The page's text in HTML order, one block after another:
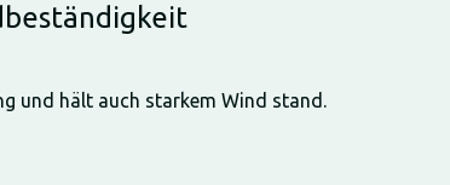
und hält auch starkem Wind stand.